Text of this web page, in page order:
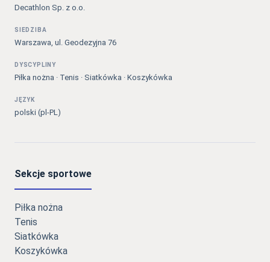
Decathlon Sp. z o.o.
SIEDZIBA
Warszawa, ul. Geodezyjna 76
DYSCYPLINY
Piłka nożna · Tenis · Siatkówka · Koszykówka
JĘZYK
polski (pl-PL)
Sekcje sportowe
Piłka nożna
Tenis
Siatkówka
Koszykówka